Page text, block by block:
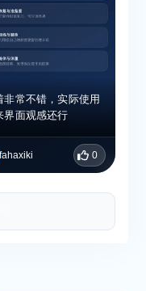
非常不错，实际使用
界面观感还行
fahaxiki 0